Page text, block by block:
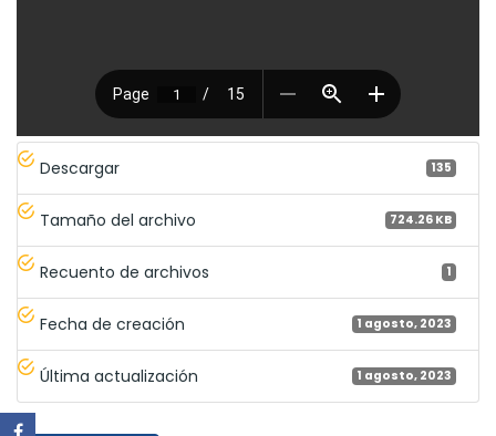
Descargar 135
Tamaño del archivo 724.26 KB
Recuento de archivos 1
Fecha de creación 1 agosto, 2023
Última actualización 1 agosto, 2023